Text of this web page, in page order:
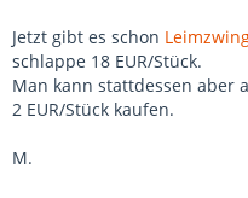
Jetzt gibt es schon
schlappe 18 EUR/Stück.
Man kann stattdessen aber
2 EUR/Stück kaufen.
M.